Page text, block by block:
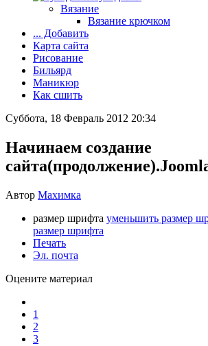
Вязание
Вязание крючком
... Добавить
Карта сайта
Рисование
Бильярд
Маникюр
Как сшить
Суббота, 18 Февраль 2012 20:34
Начинаем создание
Автор Махимка
размер шрифта уменьшить размер
размер шрифта
Печать
Эл. почта
Оцените материал
1
2
3